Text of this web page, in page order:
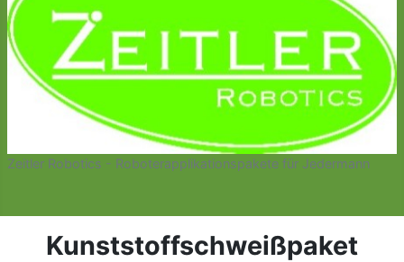
Zeitler Robotics - Roboterapplikationspakete für Jedermann
Kunststoffschweißpaket